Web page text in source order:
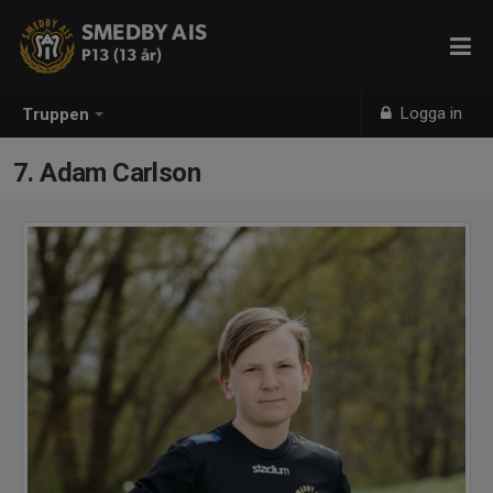
Truppen Logga in
SMEDBY AIS
P13 (13 år)
7. Adam Carlson